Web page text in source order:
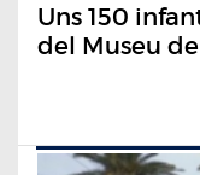
Uns 150
del Museu